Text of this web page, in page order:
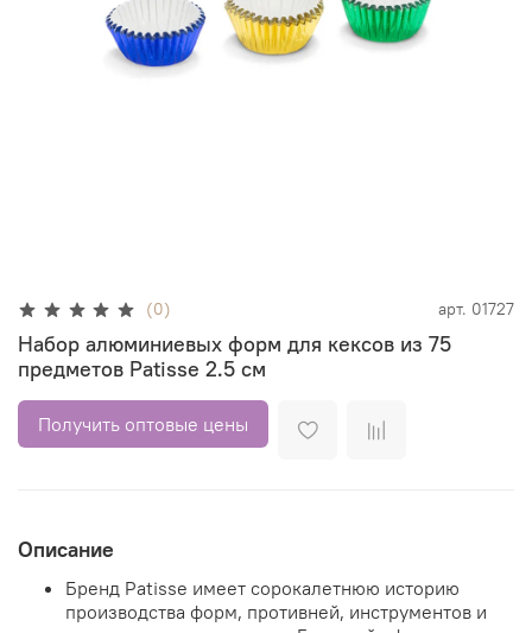
(0) арт. 01727
Набор алюминиевых форм для кексов из 75
предметов Patisse 2.5 см
Получить оптовые цены
Описание
Бренд Patisse имеет сорокалетнюю историю
производства форм, противней, инструментов и